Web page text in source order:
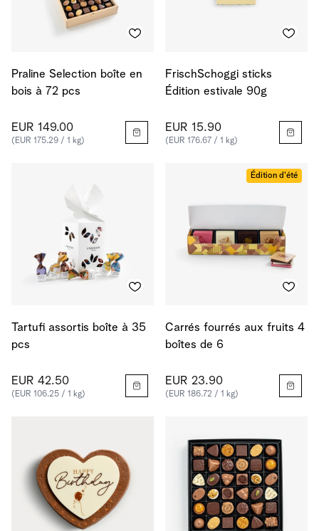
Praline Selection boîte en
bois à 72 pcs
EUR 149.00
(EUR 175.29 / 1 kg)
FrischSchoggi sticks
Édition estivale 90g
EUR 15.90
(EUR 176.67 / 1 kg)
Tartufi assortis boîte à 35
pcs
EUR 42.50
(EUR 106.25 / 1 kg)
Édition d'été
Carrés fourrés aux fruits 4
boîtes de 6
EUR 23.90
(EUR 186.72 / 1 kg)